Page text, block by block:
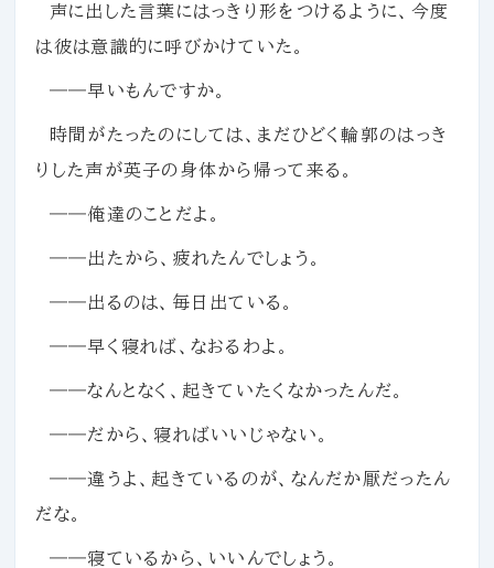
声に出した言葉にはっきり形をつけるように、今度
は彼は意識的に呼びかけていた。
――早いもんですか。
時間がたったのにしては、まだひどく輪郭のはっき
りした声が英子の身体から帰って来る。
――俺達のことだよ。
――出たから、疲れたんでしょう。
――出るのは、毎日出ている。
――早く寝れば、なおるわよ。
――なんとなく、起きていたくなかったんだ。
――だから、寝ればいいじゃない。
――違うよ、起きているのが、なんだか厭だったん
だな。
――寝ているから、いいんでしょう。